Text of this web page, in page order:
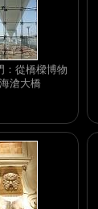
：從橋樑博物
滄大橋